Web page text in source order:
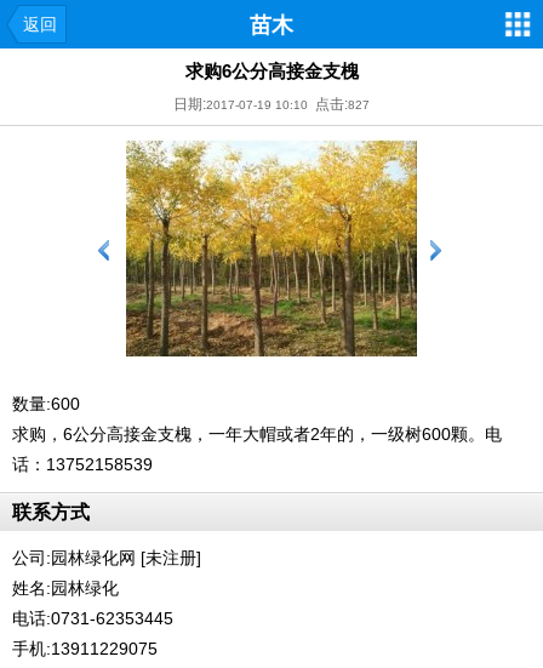
返回 苗木
求购6公分高接金支槐
日期:2017-07-19 10:10 点击:827
数量:600
求购，6公分高接金支槐，一年大帽或者2年的，一级树600颗。电
话：13752158539
联系方式
公司:园林绿化网 [未注册]
姓名:园林绿化
电话:0731-62353445
手机:13911229075